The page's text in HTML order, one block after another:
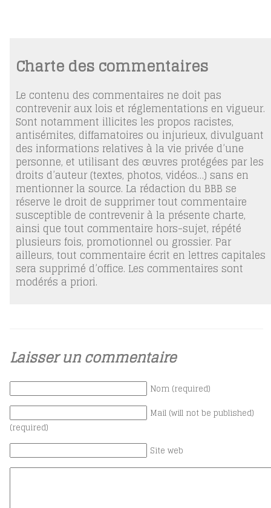
Charte des commentaires
Le contenu des commentaires ne doit pas
contrevenir aux lois et réglementations en vigueur.
Sont notamment illicites les propos racistes,
antisémites, diffamatoires ou injurieux, divulguant
des informations relatives à la vie privée d’une
personne, et utilisant des œuvres protégées par les
droits d’auteur (textes, photos, vidéos…) sans en
mentionner la source. La rédaction du BBB se
réserve le droit de supprimer tout commentaire
susceptible de contrevenir à la présente charte,
ainsi que tout commentaire hors-sujet, répété
plusieurs fois, promotionnel ou grossier. Par
ailleurs, tout commentaire écrit en lettres capitales
sera supprimé d’office. Les commentaires sont
modérés a priori.
Laisser un commentaire
Nom (required)
Mail (will not be published)
(required)
Site web